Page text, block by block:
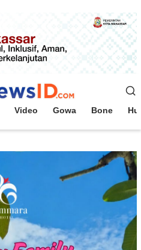
Video Gowa Bone